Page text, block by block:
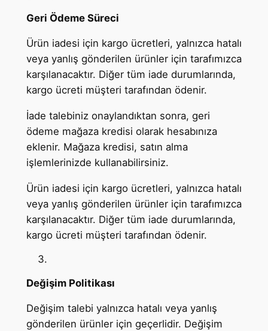
Geri Ödeme Süreci
Ürün iadesi için kargo ücretleri, yalnızca hatalı
veya yanlış gönderilen ürünler için tarafımızca
karşılanacaktır. Diğer tüm iade durumlarında,
kargo ücreti müşteri tarafından ödenir.
İade talebiniz onaylandıktan sonra, geri
ödeme mağaza kredisi olarak hesabınıza
eklenir. Mağaza kredisi, satın alma
işlemlerinizde kullanabilirsiniz.
Ürün iadesi için kargo ücretleri, yalnızca hatalı
veya yanlış gönderilen ürünler için tarafımızca
karşılanacaktır. Diğer tüm iade durumlarında,
kargo ücreti müşteri tarafından ödenir.
Değişim Politikası
Değişim talebi yalnızca hatalı veya yanlış
gönderilen ürünler için geçerlidir. Değişim